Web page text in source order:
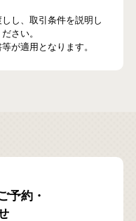
し、取引条件を説明し
さい。
が適用となります。
予約・